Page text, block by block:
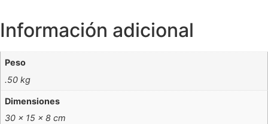
Información adicional
Peso
.50 kg
Dimensiones
30 × 15 × 8 cm